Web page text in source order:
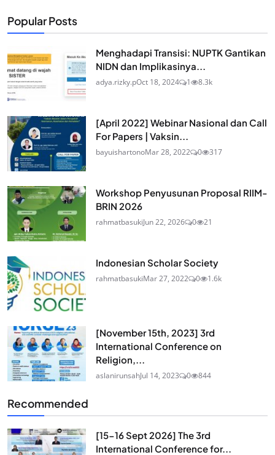
Popular Posts
Menghadapi Transisi: NUPTK Gantikan
NIDN dan Implikasinya...
adya.rizky.pOct 18, 2024 1 8.3k
[April 2022] Webinar Nasional dan Call
For Papers | Vaksin...
bayuishartonoMar 28, 2022 0 317
Workshop Penyusunan Proposal RIIM-
BRIN 2026
rahmatbasukiJun 22, 2026 0 21
Indonesian Scholar Society
rahmatbasukiMar 27, 2022 0 1.6k
[November 15th, 2023] 3rd
International Conference on
Religion,...
aslanirunsahJul 14, 2023 0 844
Recommended
[15-16 Sept 2026] The 3rd
International Conference for...